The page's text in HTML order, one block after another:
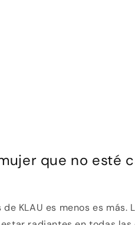
que no esté
KLAU es menos es